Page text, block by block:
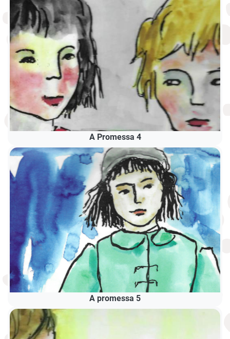
A Promessa 4
A promessa 5